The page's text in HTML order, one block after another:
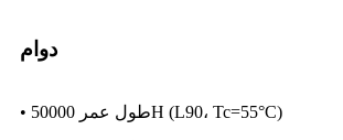
دوام
• طول عمر 50000H (L90، Tc=55°C)